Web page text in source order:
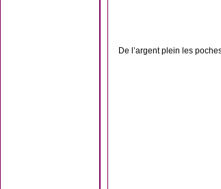
De l’argent plein les